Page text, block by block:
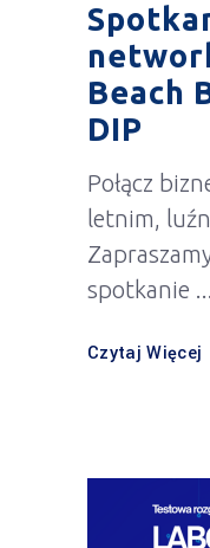
Beach
DIP
Połącz
letnim,
spotkanie
Czytaj Więcej